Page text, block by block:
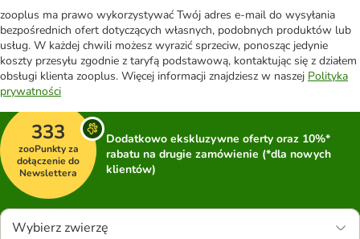
zooplus ma prawo wykorzystywać Twój adres e-mail do wysyłania
bezpośrednich ofert dotyczących własnych, podobnych produktów lub
usług. W każdej chwili możesz wyrazić sprzeciw, ponosząc jedynie
koszty przesyłu zgodnie z taryfą podstawową, kontaktując się z działem
obsługi klienta zooplus. Więcej informacji znajdziesz w naszej Polityka
prywatności
333
zooPunkty za
dołączenie do
Newslettera
Dodatkowo ekskluzywne oferty oraz 10%*
rabatu na drugie zamówienie (*dla nowych
klientów)
Wybierz zwierzę